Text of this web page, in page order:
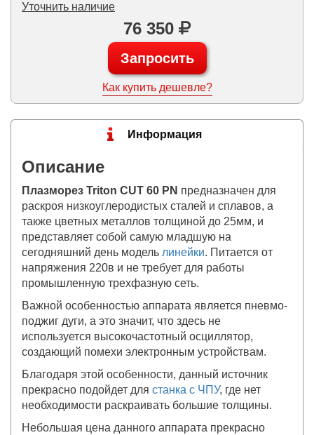
Уточнить наличие
76 350
Запросить
Как купить дешевле?
Информация
Описание
Плазморез Triton CUT 60 PN предназначен для
раскроя низкоуглеродистых сталей и сплавов, а
также цветных металлов толщиной до 25мм, и
представляет собой самую младшую на
сегодняшний день модель линейки. Питается от
напряжения 220в и не требует для работы
промышленную трехфазную сеть.
Важной особенностью аппарата является пневмо-
поджиг дуги, а это значит, что здесь не
используется высокочастотный осциллятор,
создающий помехи электронным устройствам.
Благодаря этой особенности, данный источник
прекрасно подойдет для станка с ЧПУ, где нет
необходимости раскраивать большие толщины.
Небольшая цена данного аппарата прекрасно